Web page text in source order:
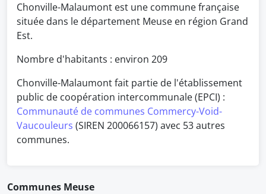
Chonville-Malaumont est une commune française
située dans le département Meuse en région Grand
Est.
Nombre d'habitants : environ 209
Chonville-Malaumont fait partie de l'établissement
public de coopération intercommunale (EPCI) :
Communauté de communes Commercy-Void-
Vaucouleurs (SIREN 200066157) avec 53 autres
communes.
Communes Meuse